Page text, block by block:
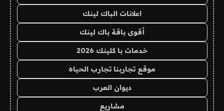
اعلانات الباك لينك
أقوى باقة باك لينك
خدمات با كلينك 2026
موقع تجاربنا تجارب الحياه
ديوان العرب
مشاريع